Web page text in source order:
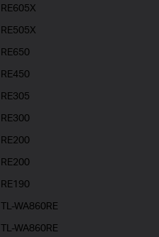
RE605X
RE505X
RE650
RE450
RE305
RE300
RE200
RE200
RE190
TL-WA860RE
TL-WA860RE